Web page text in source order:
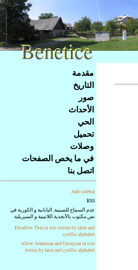
základní
strana
مقدمة
التاريخ
صور
الأحداث
الحي
تحميل
وصلات
في ما يخص الصفحات
اتصل بنا
Add sidebar
RSS
عدم السماح للصينية, اليابانية و الكورية في
نص مكتوب بالأبجدية اللاتينية و السيريلية
Disallow Thai in text writen by latin and
cyrillic alphabet
Allow Armenian and Georgian in text
writen by latin and cyrillic alphabet
Benetice
Benetice